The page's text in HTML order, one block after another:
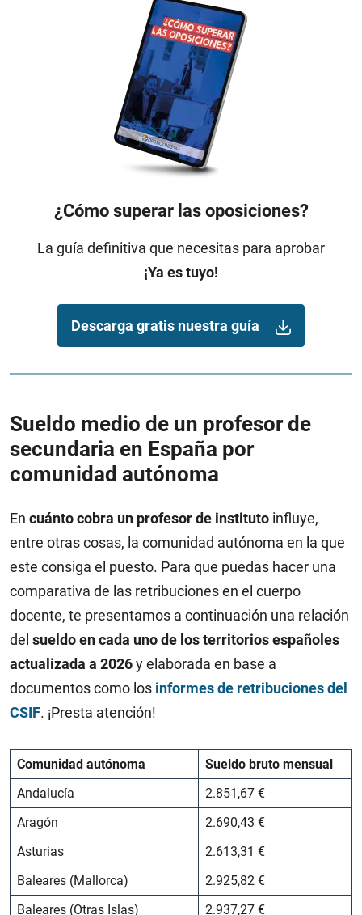
¿Cómo superar las oposiciones?
La guía definitiva que necesitas para aprobar
¡Ya es tuyo!
Descarga gratis nuestra guía
Sueldo medio de un profesor de
secundaria en España por
comunidad autónoma
En cuánto cobra un profesor de instituto influye,
entre otras cosas, la comunidad autónoma en la que
este consiga el puesto. Para que puedas hacer una
comparativa de las retribuciones en el cuerpo
docente, te presentamos a continuación una relación
del sueldo en cada uno de los territorios españoles
actualizada a 2026y elaborada en base a
documentos como los informes de retribuciones del
CSIF. ¡Presta atención!
Comunidad autónoma
Sueldo bruto mensual
Andalucía
2.851,67 €
Aragón
2.690,43 €
Asturias
2.613,31 €
Baleares (Mallorca)
2.925,82 €
Baleares (Otras Islas)
2.937,27 €